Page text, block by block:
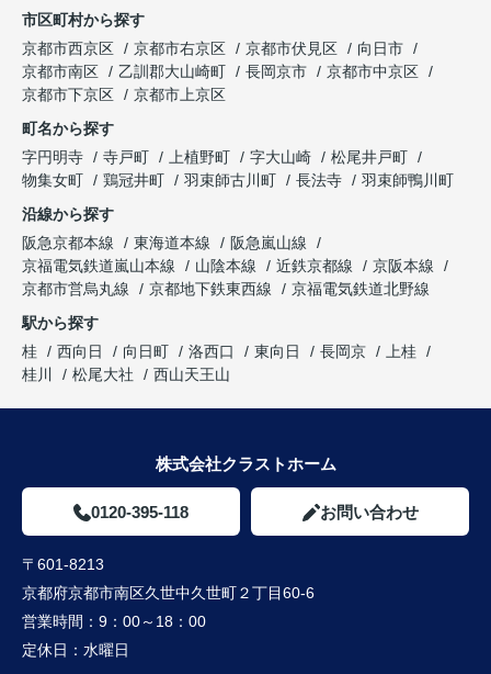
世話になりました。誠実にご対応いただき、本当に
市区町村から探す
京都市西京区
京都市右京区 京都市伏見区
向日市
京都市南区
乙訓郡大山崎町 長岡京市
京都市中京区
京都市下京区
京都市上京区
町名から探す
字円明寺
寺戸町 上植野町 字大山崎
松尾井戸町
物集女町
鶏冠井町 羽束師古川町 長法寺
羽束師鴨川町
沿線から探す
阪急京都本線
東海道本線
阪急嵐山線
京福電気鉄道嵐山本線
山陰本線 近鉄京都線
京阪本線
京都市営烏丸線
京都地下鉄東西線
京福電気鉄道北野線
駅から探す
桂
西向日 向日町 洛西口 東向日 長岡京
上桂
桂川
松尾大社 西山天王山
株式会社クラストホーム
0120-395-118 お問い合わせ
〒601-8213
京都府京都市南区久世中久世町２丁目60-6
営業時間： 9：00～18：00
定休日： 水曜日